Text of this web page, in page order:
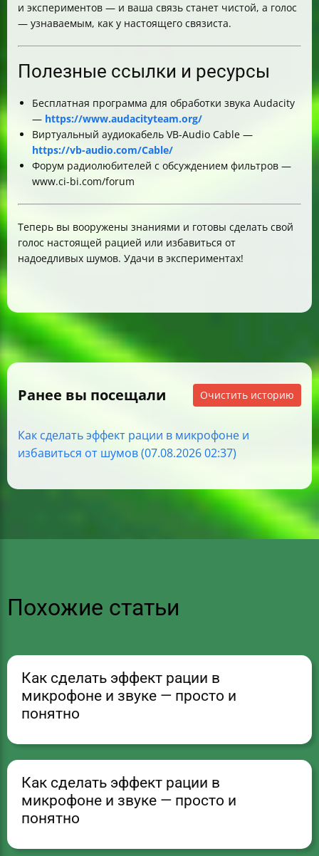
и экспериментов — и ваша связь станет чистой, а голос
— узнаваемым, как у настоящего связиста.
Полезные ссылки и ресурсы
Бесплатная программа для обработки звука Audacity
— https://www.audacityteam.org/
Виртуальный аудиокабель VB-Audio Cable —
https://vb-audio.com/Cable/
Форум радиолюбителей с обсуждением фильтров —
www.ci-bi.com/forum
Теперь вы вооружены знаниями и готовы сделать свой
голос настоящей рацией или избавиться от
надоедливых шумов. Удачи в экспериментах!
Ранее вы посещали Очистить историю
Как сделать эффект рации в микрофоне и
избавиться от шумов (07.08.2026 02:37)
Похожие статьи
Как сделать эффект рации в
микрофоне и звуке — просто и
понятно
Как сделать эффект рации в
микрофоне и звуке — просто и
понятно